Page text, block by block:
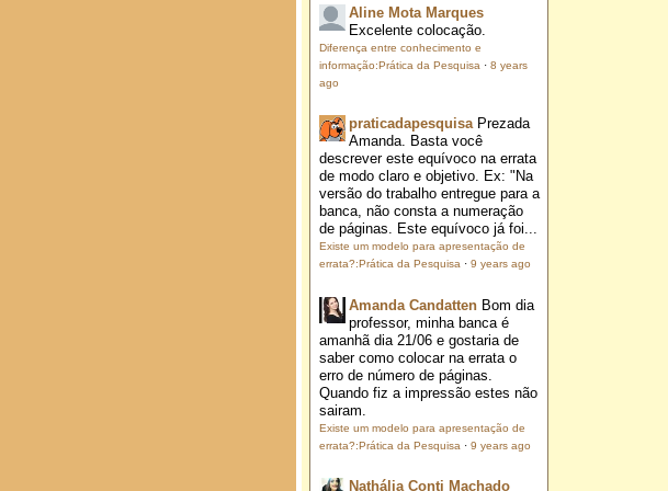
Aline Mota Marques
Excelente colocação.
Diferença entre conhecimento e
informação:Prática da Pesquisa · 8 years
ago
praticadapesquisa Prezada
Amanda. Basta você
descrever este equívoco na errata
de modo claro e objetivo. Ex: "Na
versão do trabalho entregue para a
banca, não consta a numeração
de páginas. Este equívoco já foi...
Existe um modelo para apresentação de
errata?:Prática da Pesquisa · 9 years ago
Amanda Candatten Bom dia
professor, minha banca é
amanhã dia 21/06 e gostaria de
saber como colocar na errata o
erro de número de páginas.
Quando fiz a impressão estes não
sairam.
Existe um modelo para apresentação de
errata?:Prática da Pesquisa · 9 years ago
Nathália Conti Machado